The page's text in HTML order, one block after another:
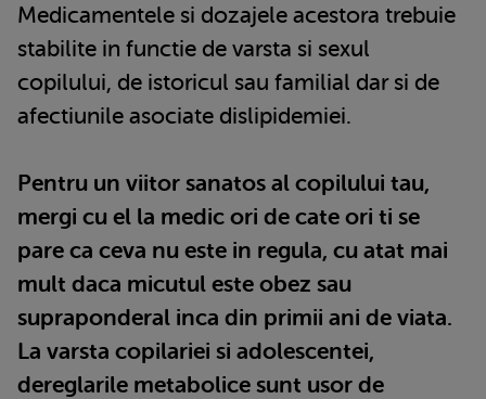
Medicamentele si dozajele acestora trebuie
stabilite in functie de varsta si sexul
copilului, de istoricul sau familial dar si de
afectiunile asociate dislipidemiei.
Pentru un viitor sanatos al copilului tau,
mergi cu el la medic ori de cate ori ti se
pare ca ceva nu este in regula, cu atat mai
mult daca micutul este obez sau
supraponderal inca din primii ani de viata.
La varsta copilariei si adolescentei,
dereglarile metabolice sunt usor de